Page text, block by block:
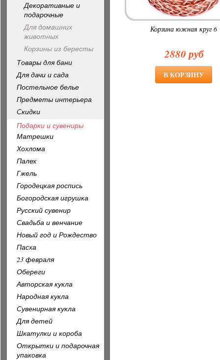
Корзина южная круг 6
2880 руб
Декоративные и
подарочные
Для домашних
животных
Корзины из бересты
Товары для бани
Для дачи и сада
Постельное белье
Предметы интерьера
Скидки
Подарки и сувениры
Матрешки
Хохлома
Палех
Гжель
Городецкая роспись
Богородская игрушка
Русский сувенир
Свадьба и венчание
Новый год и Рождество
Пасха
23 февраля
Обереги
Авторская кукла
Народная кукла
Сувенирная кукла
Для детей
Шкатулки и короба
Открытки и подарочная
упаковка